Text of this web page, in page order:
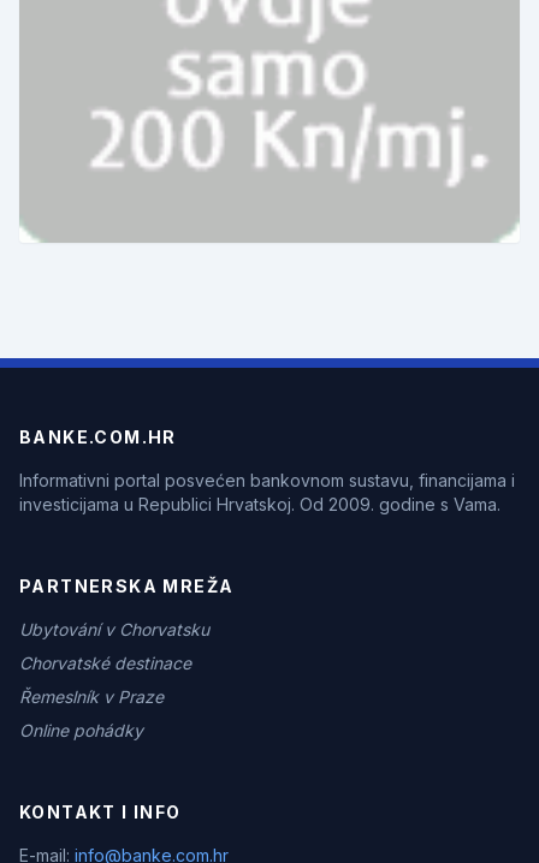
BANKE.COM.HR
Informativni portal posvećen bankovnom sustavu, financijama i
investicijama u Republici Hrvatskoj. Od 2009. godine s Vama.
PARTNERSKA MREŽA
Ubytování v Chorvatsku
Chorvatské destinace
Řemeslník v Praze
Online pohádky
KONTAKT I INFO
E-mail: info@banke.com.hr